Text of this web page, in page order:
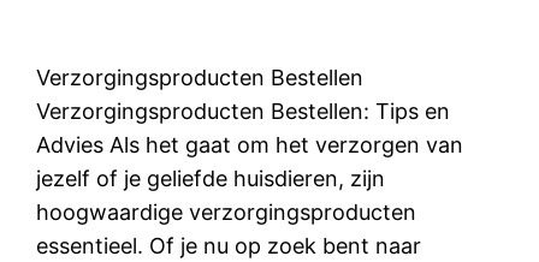
Verzorgingsproducten Bestellen
Verzorgingsproducten Bestellen: Tips en
Advies Als het gaat om het verzorgen van
jezelf of je geliefde huisdieren, zijn
hoogwaardige verzorgingsproducten
essentieel. Of je nu op zoek bent naar